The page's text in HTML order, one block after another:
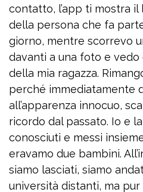
contatto, l’app ti mostra
della persona che fa
giorno, mentre scorrevo
davanti a una foto e vedo
della mia ragazza.
perché immediatamente
all’apparenza innocuo,
ricordo dal passato. Io e
conosciuti e messi
eravamo due bambini.
siamo lasciati, siamo
università distanti, ma